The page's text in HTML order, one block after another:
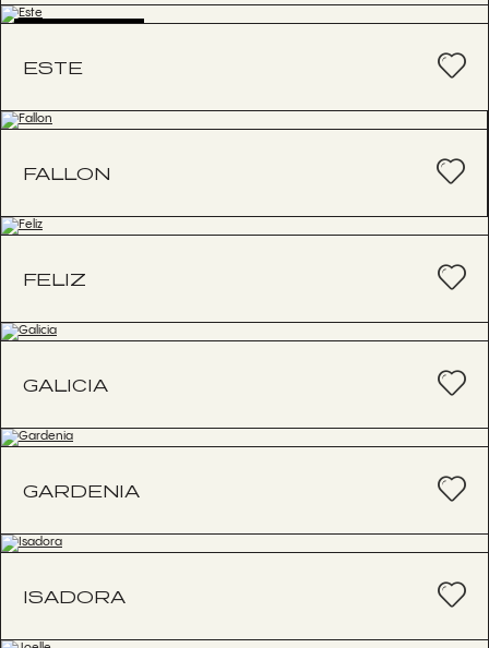
ESTE
FALLON
FELIZ
GALICIA
GARDENIA
ISADORA